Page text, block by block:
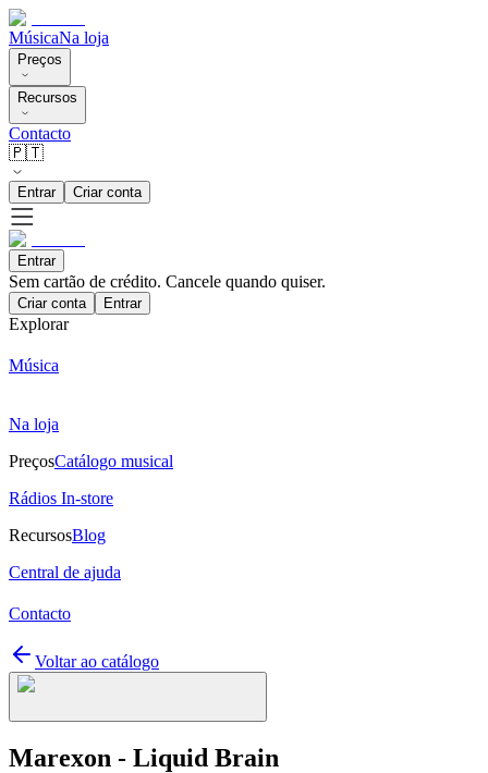
MúsicaNa loja
Preços
Recursos
Contacto
🇵🇹
Entrar Criar conta
Entrar
Sem cartão de crédito. Cancele quando quiser.
Criar conta Entrar
Explorar
Música
Na loja
PreçosCatálogo musical
Rádios In-store
RecursosBlog
Central de ajuda
Contacto
Voltar ao catálogo
Marexon - Liquid Brain